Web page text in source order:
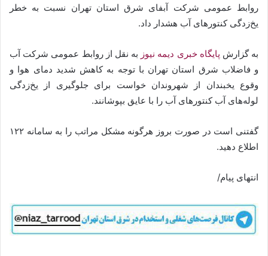
روابط‌ عمومی شرکت آبفای شرق استان تهران نسبت به خطر
یخ‌زدگی کنتورهای آب هشدار داد.
به گزارش پایگاه خبری دیمه نیوز به نقل از روابط عمومی شرکت آب
و فاضلاب شرق استان تهران با توجه به کاهش شدید دمای هوا و
وقوع یخبندان از شهروندان خواست برای جلوگیری از یخ‌زدگی
لوله‌های آب کنتور‌های آب را با عایق بپوشانند.
گفتنی است در صورت بروز هرگونه مشکل مراتب را به سامانه ۱۲۲
اطلاع دهید.
انتهای پیام/